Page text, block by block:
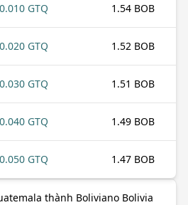
0.010 GTQ 1.54 BOB
0.020 GTQ 1.52 BOB
0.030 GTQ 1.51 BOB
0.040 GTQ 1.49 BOB
0.050 GTQ 1.47 BOB
thành Boliviano Bolivia